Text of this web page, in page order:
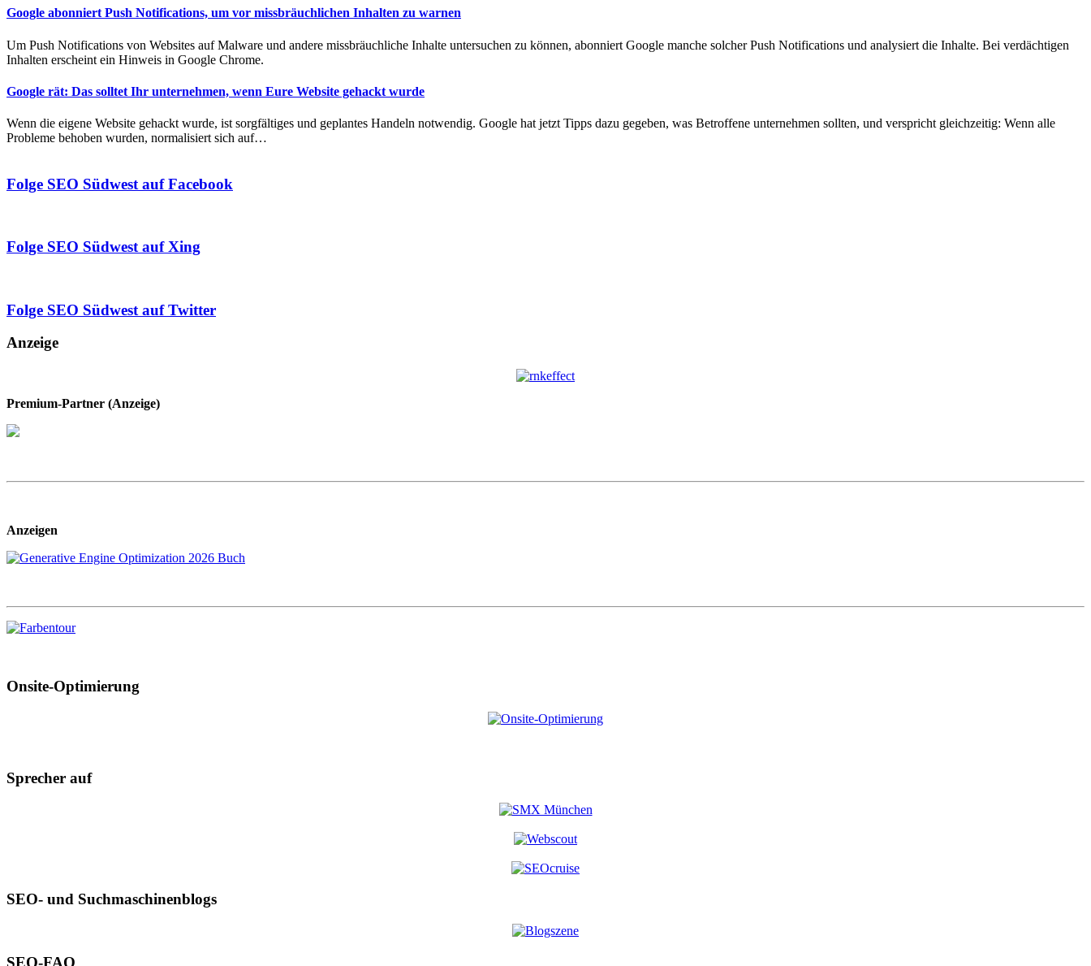
Google abonniert Push Notifications, um vor missbräuchlichen Inhalten zu warnen
Um Push Notifications von Websites auf Malware und andere missbräuchliche Inhalte untersuchen zu können, abonniert Google manche solcher Push Notifications und analysiert die Inhalte. Bei verdächtigen
Inhalten erscheint ein Hinweis in Google Chrome.
Google rät: Das solltet Ihr unternehmen, wenn Eure Website gehackt wurde
Wenn die eigene Website gehackt wurde, ist sorgfältiges und geplantes Handeln notwendig. Google hat jetzt Tipps dazu gegeben, was Betroffene unternehmen sollten, und verspricht gleichzeitig: Wenn alle
Probleme behoben wurden, normalisiert sich auf…
Folge SEO Südwest auf Facebook
Folge SEO Südwest auf Xing
Folge SEO Südwest auf Twitter
Anzeige
Premium-Partner (Anzeige)
Anzeigen
Onsite-Optimierung
Sprecher auf
SEO- und Suchmaschinenblogs
SEO-FAQ